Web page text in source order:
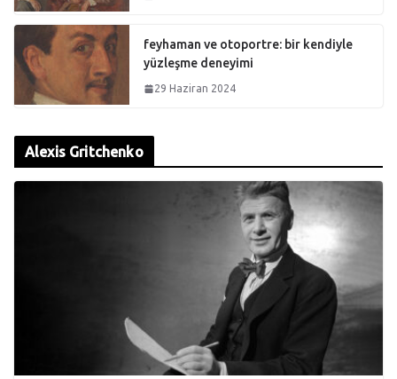
feyhaman ve otoportre: bir kendiyle
yüzleşme deneyimi
29 Haziran 2024
Alexis Gritchenko